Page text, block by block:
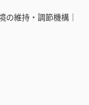
維持・調節機構｜